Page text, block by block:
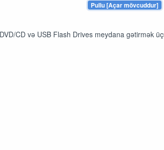
Pullu [Açar mövcuddur]
CD və USB Flash Drives meydana gətirmək